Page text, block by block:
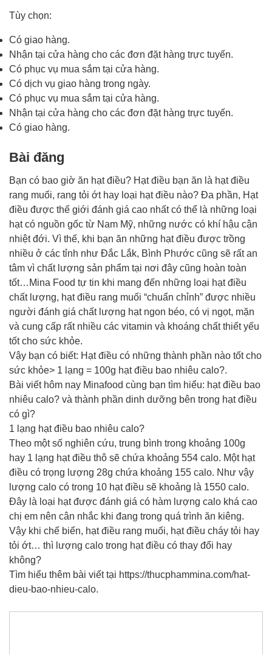
Tùy chọn:
Có giao hàng.
Nhận tại cửa hàng cho các đơn đặt hàng trực tuyến.
Có phục vụ mua sắm tại cửa hàng.
Có dịch vụ giao hàng trong ngày.
Có phục vụ mua sắm tại cửa hàng.
Nhận tại cửa hàng cho các đơn đặt hàng trực tuyến.
Có giao hàng.
Bài đăng
Bạn có bao giờ ăn hạt điều? Hạt điều bạn ăn là hạt điều
rang muối, rang tỏi ớt hay loại hạt điều nào? Đa phần, Hạt
điều được thế giới đánh giá cao nhất có thể là những loại
hạt có nguồn gốc từ Nam Mỹ, những nước có khí hậu cận
nhiệt đới. Vì thế, khi bạn ăn những hạt điều được trồng
nhiều ở các tỉnh như Đắc Lắk, Bình Phước cũng sẽ rất an
tâm vì chất lượng sản phẩm tại nơi đây cũng hoàn toàn
tốt…Mina Food tự tin khi mang đến những loại hạt điều
chất lượng, hạt điều rang muối “chuẩn chỉnh” được nhiều
người đánh giá chất lượng hạt ngon béo, có vị ngọt, mặn
và cung cấp rất nhiều các vitamin và khoáng chất thiết yếu
tốt cho sức khỏe.
Vậy bạn có biết: Hạt điều có những thành phần nào tốt cho
sức khỏe> 1 lạng = 100g hạt điều bao nhiêu calo?.
Bài viết hôm nay Minafood cùng bạn tìm hiểu: hạt điều bao
nhiêu calo? và thành phần dinh dưỡng bên trong hạt điều
có gì?
1 lạng hạt điều bao nhiêu calo?
Theo một số nghiên cứu, trung bình trong khoảng 100g
hay 1 lạng hạt điều thô sẽ chứa khoảng 554 calo. Một hạt
điều có trọng lượng 28g chứa khoảng 155 calo. Như vậy
lượng calo có trong 10 hạt điều sẽ khoảng là 1550 calo.
Đây là loại hạt được đánh giá có hàm lượng calo khá cao
chị em nên cân nhắc khi đang trong quá trình ăn kiêng.
Vậy khi chế biến, hạt điều rang muối, hạt điều cháy tỏi hay
tỏi ớt… thì lượng calo trong hạt điều có thay đổi hay
không?
Tìm hiểu thêm bài viết tại https://thucphammina.com/hat-
dieu-bao-nhieu-calo.